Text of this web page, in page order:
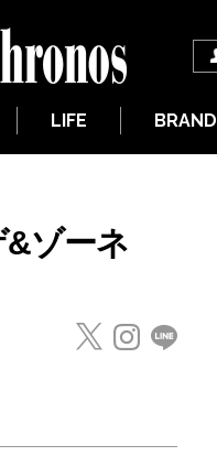
LIFE BRAND
ゾーネ